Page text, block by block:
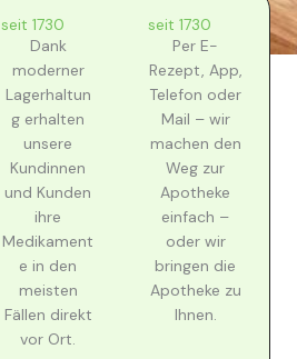
seit 1730
Dank
moderner
Lagerhaltun
g erhalten
unsere
Kundinnen
und Kunden
ihre
Medikament
e in den
meisten
Fällen direkt
vor Ort.
seit 1730
Per E-
Rezept, App,
Telefon oder
Mail – wir
machen den
Weg zur
Apotheke
einfach –
oder wir
bringen die
Apotheke zu
Ihnen.